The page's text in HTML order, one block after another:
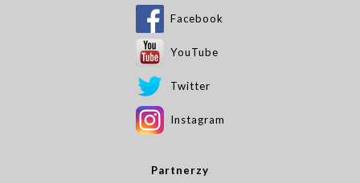
Facebook
YouTube
Twitter
Instagram
Partnerzy